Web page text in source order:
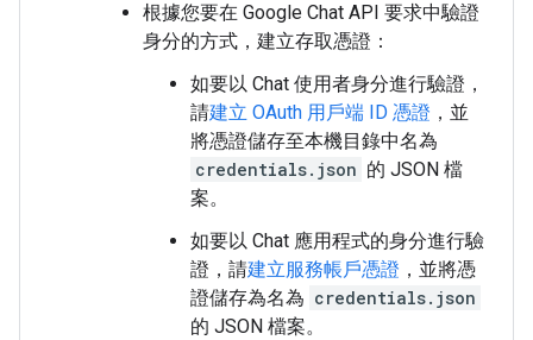
根據您要在 Google Chat API 要求中驗證
身分的方式，建立存取憑證：
如要以 Chat 使用者身分進行驗證，
請建立 OAuth 用戶端 ID 憑證 ，並
將憑證儲存至本機目錄中名為
credentials.json 的 JSON 檔
案。
如要以 Chat 應用程式的身分進行驗
證，請建立服務帳戶憑證 ，並將憑
證儲存為名為 credentials.json
的 JSON 檔案。